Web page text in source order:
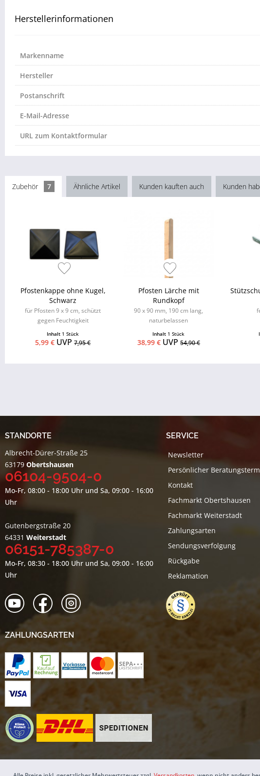
Herstellerinformationen
Markenname
Hersteller
Postanschrift
E-Mail-Adresse
URL zum Kontaktformular
Zubehör 7 Ähnliche Artikel Kunden kauften auch Kunden
Pfostenkappe ohne Kugel,
Schwarz
für Pfosten 9 x 9 cm, schützt
gegen Feuchtigkeit
Inhalt 1 Stück
5,99 € UVP7,95 €
Pfosten Lärche mit
Rundkopf
90 x 90 mm, 190 cm lang,
naturbelassen
Inhalt 1 Stück
38,99 €UVP 54,90 €
STANDORTE
Albrecht-Dürer-Straße 25
63179 Obertshausen
06104-9504-0
Mo-Fr, 08:00 - 18:00 Uhr und Sa, 09:00 - 16:00
Uhr
Gutenbergstraße 20
64331 Weiterstadt
06151-785387-0
Mo-Fr, 08:30 - 18:00 Uhr und Sa, 09:00 - 16:00
Uhr
ZAHLUNGSARTEN
SERVICE
Newsletter
Persönlicher
Kontakt
Fachmarkt Obertshausen
Fachmarkt Weiterstadt
Zahlungsarten
Sendungsverfolgung
Rückgabe
Reklamation